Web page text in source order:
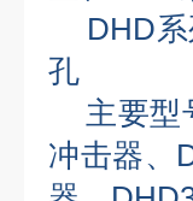
DHD系
孔
主要型
冲击器、